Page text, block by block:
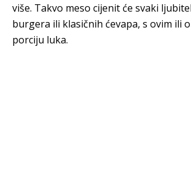
više. Takvo meso cijenit će svaki
burgera ili klasičnih ćevapa, s ovim ili
porciju luka.